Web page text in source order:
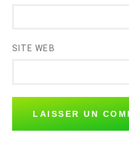
SITE WEB